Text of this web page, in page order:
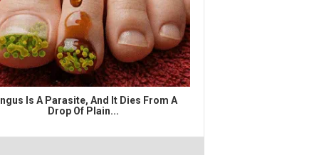
Is A Parasite, And It Dies From A
Drop Of Plain...